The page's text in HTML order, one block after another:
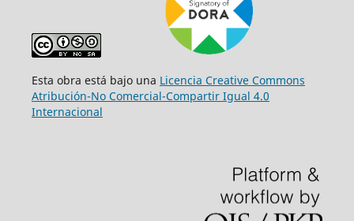
Esta obra está bajo una Licencia Creative Commons
Atribución-No Comercial-Compartir Igual 4.0
Internacional